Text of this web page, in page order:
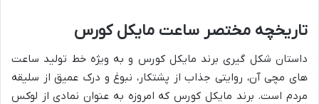
تاریخچه مختصر ساعت مایکل کورس
داستان شکل گیری برند مایکل کورس و به ویژه خط تولید ساعت
های مچی آن، روایتی جذاب از پشتکار، نبوغ و درک عمیق از سلیقه
مردم است. برند مایکل کورس که امروزه به عنوان نمادی از لوکس